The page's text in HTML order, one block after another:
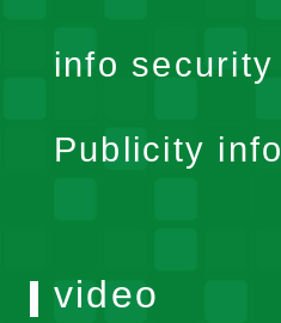
info security
Publicity info
video